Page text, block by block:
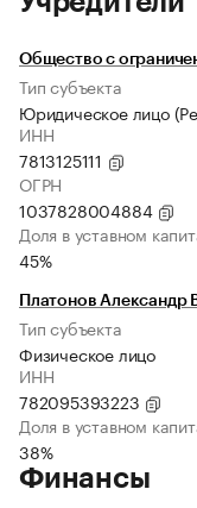
Общество с
Тип субъекта
Юридическое лицо
ИНН
7813125111
ОГРН
1037828004884
Доля в уставном
45%
Платонов Александр
Тип субъекта
Физическое лицо
ИНН
782095393223
Доля в уставном
38%
Финансы